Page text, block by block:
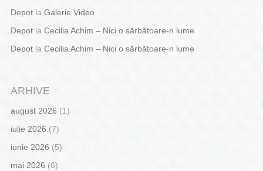
Depotla Galerie Video
Depotla Cecilia Achim – Nici o sărbătoare-n lume
Depotla Cecilia Achim – Nici o sărbătoare-n lume
ARHIVE
august 2026 (1)
iulie 2026 (7)
iunie 2026 (5)
mai 2026 (6)